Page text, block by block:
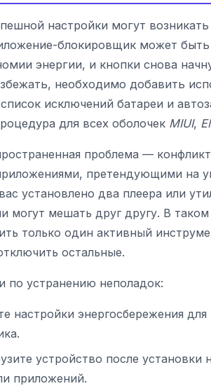
настройки могут
блокировщик может
энергии, и кнопки снова
необходимо добавить
исключений батареи и
для всех оболочек MIUI,
проблема —
претендующими на
установлено два плеера или
могут мешать друг другу. В таком
только один активный
остальные.
по устранению неполадок:
настройки энергосбережения
устройство после установки
приложений.